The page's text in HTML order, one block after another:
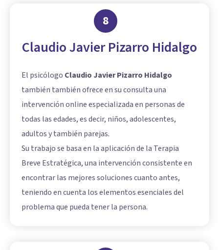
8
Claudio Javier Pizarro Hidalgo
El psicólogo Claudio Javier Pizarro Hidalgo
también también ofrece en su consulta una
intervención online especializada en personas de
todas las edades, es decir, niños, adolescentes,
adultos y también parejas.
Su trabajo se basa en la aplicación de la Terapia
Breve Estratégica, una intervención consistente en
encontrar las mejores soluciones cuanto antes,
teniendo en cuenta los elementos esenciales del
problema que pueda tener la persona.